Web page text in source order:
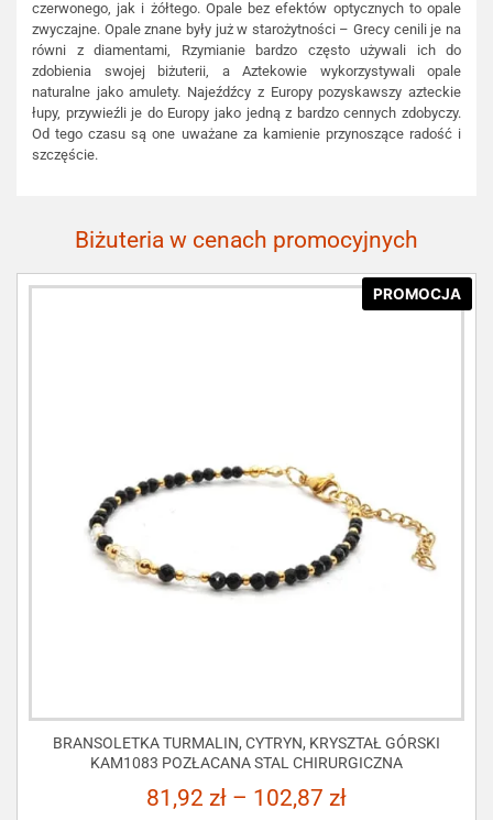
czerwonego, jak i żółtego. Opale bez efektów optycznych to opale
zwyczajne. Opale znane były już w starożytności – Grecy cenili je na
równi z diamentami, Rzymianie bardzo często używali ich do
zdobienia swojej biżuterii, a Aztekowie wykorzystywali opale
naturalne jako amulety. Najeźdźcy z Europy pozyskawszy azteckie
łupy, przywieźli je do Europy jako jedną z bardzo cennych zdobyczy.
Od tego czasu są one uważane za kamienie przynoszące radość i
szczęście.
Biżuteria w cenach promocyjnych
PROMOCJA
BRANSOLETKA TURMALIN, CYTRYN, KRYSZTAŁ GÓRSKI
KAM1083 POZŁACANA STAL CHIRURGICZNA
81,92 zł – 102,87 zł